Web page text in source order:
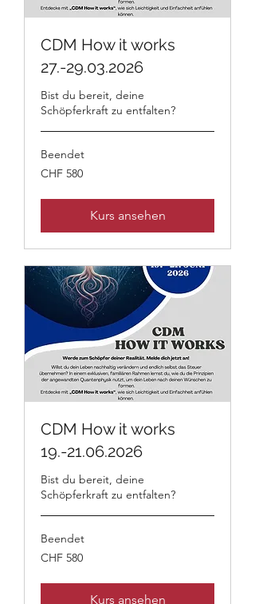
CDM How it works
27.-29.03.2026
Bist du bereit, deine
Schöpferkraft zu entfalten?
Beendet
580
Schweizer
CHF 580
Kurs ansehen
CDM How it works
19.-21.06.2026
Bist du bereit, deine
Schöpferkraft zu entfalten?
Beendet
580
Schweizer
CHF 580
Kurs ansehen